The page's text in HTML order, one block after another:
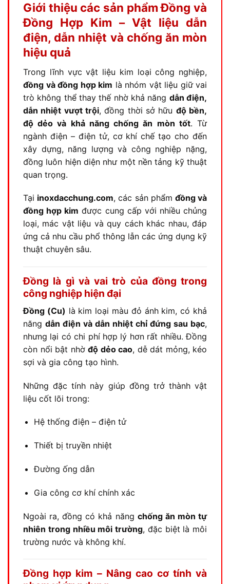
Giới thiệu các sản phẩm Đồng và
Đồng Hợp Kim – Vật liệu dẫn
điện, dẫn nhiệt và chống ăn mòn
hiệu quả
Trong lĩnh vực vật liệu kim loại công nghiệp,
đồng và đồng hợp kim là nhóm vật liệu giữ vai
trò không thể thay thế nhờ khả năng dẫn điện,
dẫn nhiệt vượt trội, đồng thời sở hữu độ bền,
độ dẻo và khả năng chống ăn mòn tốt. Từ
ngành điện – điện tử, cơ khí chế tạo cho đến
xây dựng, năng lượng và công nghiệp nặng,
đồng luôn hiện diện như một nền tảng kỹ thuật
quan trọng.
Tại inoxdacchung.com, các sản phẩm đồng và
đồng hợp kim được cung cấp với nhiều chủng
loại, mác vật liệu và quy cách khác nhau, đáp
ứng cả nhu cầu phổ thông lẫn các ứng dụng kỹ
thuật chuyên sâu.
Đồng là gì và vai trò của đồng trong
công nghiệp hiện đại
Đồng (Cu) là kim loại màu đỏ ánh kim, có khả
năng dẫn điện và dẫn nhiệt chỉ đứng sau bạc,
nhưng lại có chi phí hợp lý hơn rất nhiều. Đồng
còn nổi bật nhờ độ dẻo cao, dễ dát mỏng, kéo
sợi và gia công tạo hình.
Những đặc tính này giúp đồng trở thành vật
liệu cốt lõi trong:
Hệ thống điện – điện tử
Thiết bị truyền nhiệt
Đường ống dẫn
Gia công cơ khí chính xác
Ngoài ra, đồng có khả năng chống ăn mòn tự
nhiên trong nhiều môi trường, đặc biệt là môi
trường nước và không khí.
Đồng hợp kim – Nâng cao cơ tính và